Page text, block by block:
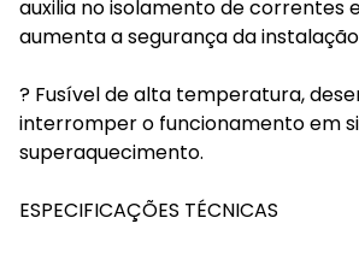
auxilia no isolamento de correntes
aumenta a segurança da
? Fusível de alta temperatura,
interromper o funcionamento em
superaquecimento.
ESPECIFICAÇÕES TÉCNICAS